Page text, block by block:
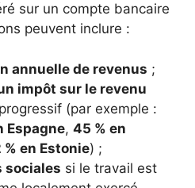
sur un compte bancaire
peuvent inclure :
annuelle de revenus ;
impôt sur le revenu
(par exemple :
Espagne, 45 % en
% en Estonie) ;
sociales si le travail est